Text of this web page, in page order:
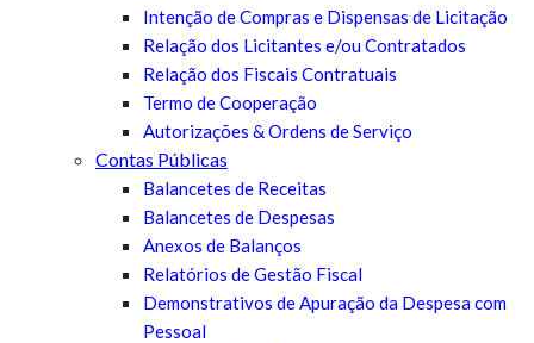
Intenção de Compras e Dispensas de Licitação
Relação dos Licitantes e/ou Contratados
Relação dos Fiscais Contratuais
Termo de Cooperação
Autorizações & Ordens de Serviço
Contas Públicas
Balancetes de Receitas
Balancetes de Despesas
Anexos de Balanços
Relatórios de Gestão Fiscal
Demonstrativos de Apuração da Despesa com
Pessoal